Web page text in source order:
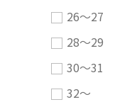
26～27
28～29
30～31
32～